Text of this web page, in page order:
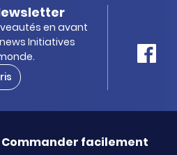
en avant
Initiatives
Commander facilement